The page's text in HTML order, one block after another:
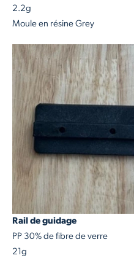
2.2g
Moule en résine Grey
Rail de guidage
PP 30% de fibre de verre
21g